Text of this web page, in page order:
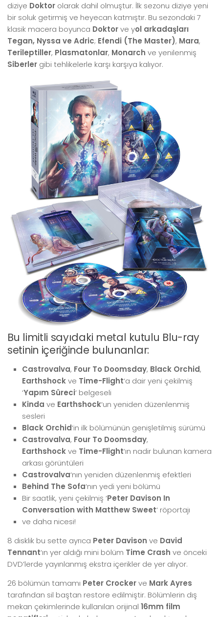
diziye Doktor olarak dahil olmuştur. İlk sezonu diziye yeni
bir soluk getirmiş ve heyecan katmıştır. Bu sezondaki 7
klasik macera boyunca Doktorve yol arkadaşları
Tegan, Nyssa ve Adric; Efendi (The Master), Mara,
Terileptiller, Plasmatonlar, Monarch ve yenilenmiş
Siberler gibi tehlikelerle karşı karşıya kalıyor.
Bu limitli sayıdaki metal kutulu Blu-ray
setinin içeriğinde bulunanlar:
Castrovalva, Four To Doomsday, Black Orchid,
Earthshockve Time-Flight‘a dair yeni çekilmiş
‘Yapım Süreci‘ belgeseli
Kinda ve Earthshock‘un yeniden düzenlenmiş
sesleri
Black Orchid‘in ilk bölümünün genişletilmiş sürümü
Castrovalva, Four To Doomsday,
Earthshockve Time-Flight‘ın nadir bulunan kamera
arkası görüntüleri
Castrovalva‘nın yeniden düzenlenmiş efektleri
Behind The Sofa‘nın yedi yeni bölümü
Bir saatlik, yeni çekilmiş ‘Peter Davison In
Conversation with Matthew Sweet‘ röportajı
ve daha nicesi!
8 disklik bu sette ayrıca Peter Davison ve David
Tennant‘ın yer aldığı mini bölüm Time Crash ve önceki
DVD’lerde yayınlanmış ekstra içerikler de yer alıyor.
26 bölümün tamamı Peter Crockerve Mark Ayres
tarafından sil baştan restore edilmiştir. Bölümlerin dış
mekan çekimlerinde kullanılan orijinal 16mm film